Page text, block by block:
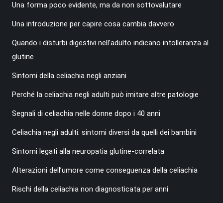
Una forma poco evidente, ma da non sottovalutare
Una introduzione per capire cosa cambia davvero
Quando i disturbi digestivi nell’adulto indicano intolleranza al
glutine
Sintomi della celiachia negli anziani
Perché la celiachia negli adulti può imitare altre patologie
Segnali di celiachia nelle donne dopo i 40 anni
Celiachia negli adulti: sintomi diversi da quelli dei bambini
Sintomi legati alla neuropatia glutine-correlata
Alterazioni dell’umore come conseguenza della celiachia
Rischi della celiachia non diagnosticata per anni